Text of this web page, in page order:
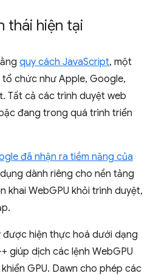
thái hiện tại
quy cách JavaScript, một
tổ chức như Apple, Google,
Tất cả các trình duyệt web
đang trong quá trình triển
đã nhận ra tiềm năng của
dành riêng cho nền tảng
khai WebGPU khỏi trình duyệt,
được hiện thực hoá dưới dạng
giúp dịch các lệnh WebGPU
GPU. Dawn cho phép các